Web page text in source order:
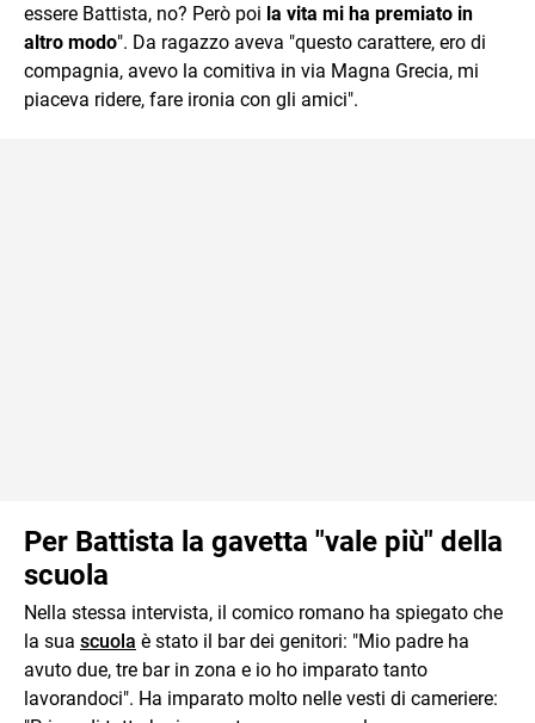
essere Battista, no? Però poi la vita mi ha premiato in
altro modo". Da ragazzo aveva "questo carattere, ero di
compagnia, avevo la comitiva in via Magna Grecia, mi
piaceva ridere, fare ironia con gli amici".
Per Battista la gavetta "vale più" della
scuola
Nella stessa intervista, il comico romano ha spiegato che
la sua scuola è stato il bar dei genitori: "Mio padre ha
avuto due, tre bar in zona e io ho imparato tanto
lavorandoci". Ha imparato molto nelle vesti di cameriere: